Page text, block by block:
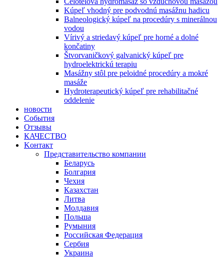
Kúpeľ vhodný pre podvodnú masážnu hadicu
Balneologický kúpeľ na procedúry s minerálnou
vodou
Vírivý a striedavý kúpeľ pre horné a dolné
končatiny
Štvorvaničkový galvanický kúpeľ pre
hydroelektrickú terapiu
Masážny stôl pre peloidné procedúry a mokré
masáže
Hydroterapeutický kúpeľ pre rehabilitačné
oddelenie
новости
События
Отзывы
КАЧЕСТВО
Kонтакт
Представительство компании
Беларусь
Болгария
Чехия
Казахстан
Литва
Молдавия
Польша
Румыния
Рoccийcкaя Фeдeрaция
Сербия
Украина